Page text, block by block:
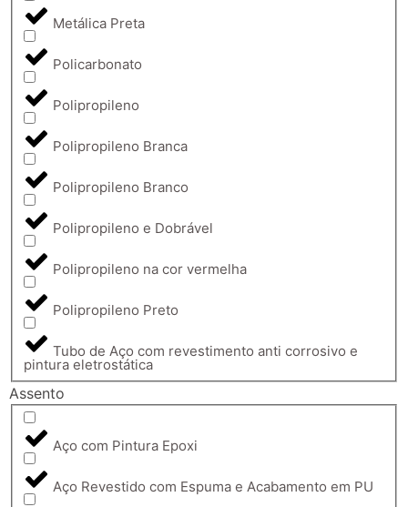
Metálica Preta
Policarbonato
Polipropileno
Polipropileno Branca
Polipropileno Branco
Polipropileno e Dobrável
Polipropileno na cor vermelha
Polipropileno Preto
Tubo de Aço com revestimento anti corrosivo e
pintura eletrostática
Assento
Aço com Pintura Epoxi
Aço Revestido com Espuma e Acabamento em PU